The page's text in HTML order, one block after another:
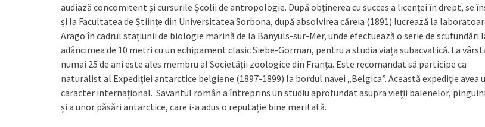
audiază concomitent și cursurile Școlii de antropologie. După obținerea cu succes a licenței în drept, se
și la Facultatea de Științe din Universitatea Sorbona, după absolvirea căreia (1891) lucrează la
Arago în cadrul stațiunii de biologie marină de la Banyuls-sur-Mer, unde efectuează o serie de scufundări
adâncimea de 10 metri cu un echipament clasic Siebe-Gorman, pentru a studia viața subacvatică. La
numai 25 de ani este ales membru al Societății zoologice din Franţa. Este recomandat să participe ca
naturalist al Expediţiei antarctice belgiene (1897-1899) la bordul navei „Belgica”. Această expediție avea
caracter internațional. Savantul român a întreprins un studiu aprofundat asupra vieții balenelor,
și a unor păsări antarctice, care i-a adus o reputație bine meritată.